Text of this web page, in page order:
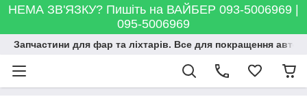
НЕМА ЗВ'ЯЗКУ? Пишіть на ВАЙБЕР 093-5006969 |
095-5006969
Запчастини для фар та ліхтарів. Все для покращення